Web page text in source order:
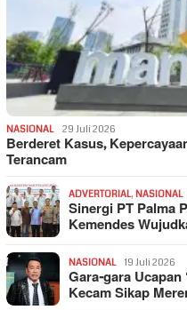
NASIONAL 29 Juli 2026
Berderet Kasus,
Terancam
ADVERTORIAL, NASIONAL
Sinergi PT Palma
Kemendes
NASIONAL 19 Juli 2026
Gara-gara
Kecam Sikap